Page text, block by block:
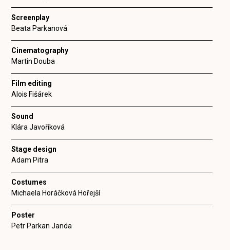
Screenplay
Beata Parkanová
Cinematography
Martin Douba
Film editing
Alois Fišárek
Sound
Klára Javoříková
Stage design
Adam Pitra
Costumes
Michaela Horáčková Hořejší
Poster
Petr Parkan Janda